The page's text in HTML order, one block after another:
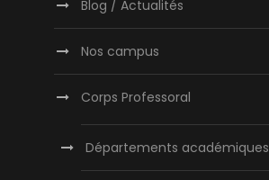
Blog / Actualités
Nos campus
Corps Professoral
Départements académiques